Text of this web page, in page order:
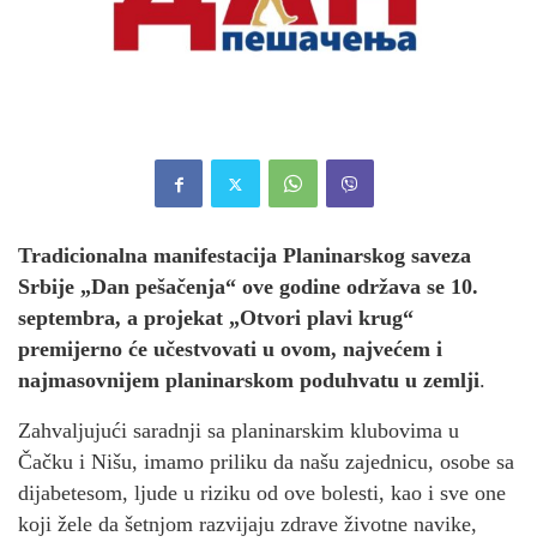
Tradicionalna manifestacija Planinarskog saveza
Srbije „Dan pešačenja“ ove godine održava se 10.
septembra, a projekat „Otvori plavi krug“
premijerno će učestvovati u ovom, najvećem i
najmasovnijem planinarskom poduhvatu u zemlji.
Zahvaljujući saradnji sa planinarskim klubovima u
Čačku i Nišu, imamo priliku da našu zajednicu, osobe sa
dijabetesom, ljude u riziku od ove bolesti, kao i sve one
koji žele da šetnjom razvijaju zdrave životne navike,